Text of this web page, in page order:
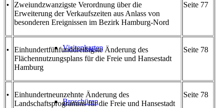
Visitenkarten
Broschüren
•
Zweiundzwanzigste Verordnung über die
Erweiterung der Verkaufszeiten aus Anlass von
besonderen Ereignissen im Bezirk Hamburg-Nord
Seite 77
•
Einhundertfünfunddreißigste Änderung des
Flächennutzungsplans für die Freie und Hansestadt
Hamburg
Seite 78
•
Einhundertneunzehnte Änderung des
Landschaftsprogramms für die Freie und Hansestadt
Seite 78